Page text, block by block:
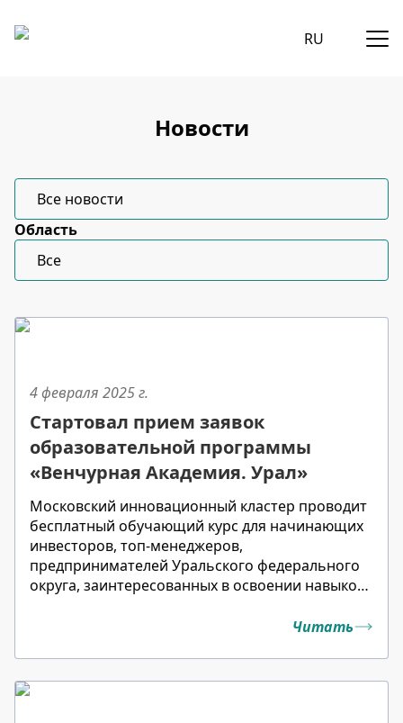
RU
Новости
Все новости
Область
Все
4 февраля 2025г.
Стартовал прием заявок
образовательной программы
«Венчурная Академия. Урал»
Московский инновационный кластер проводит
бесплатный обучающий курс для начинающих
инвесторов, топ-менеджеров,
предпринимателей Уральского федерального
округа, заинтересованных в освоении навыков
Читать